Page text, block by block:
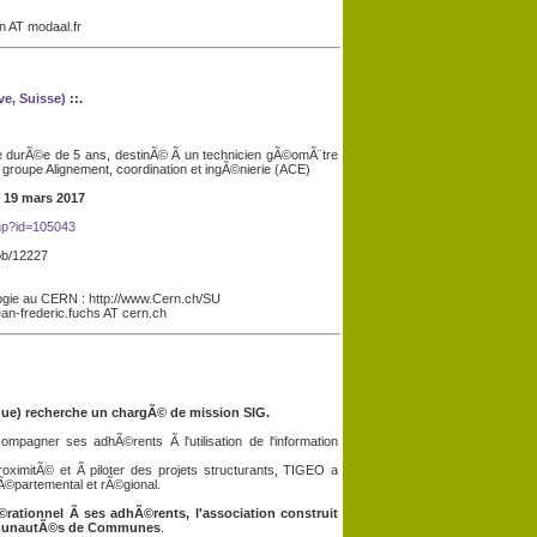
AT modaal.fr
Suisse) ::.
de 5 ans, destinÃ© Ã un technicien gÃ©omÃ¨tre
Alignement, coordination et ingÃ©nierie (ACE)
19 mars 2017
12227
au CERN : http://www.Cern.ch/SU
frederic.fuchs AT cern.ch
recherche un chargÃ© de mission SIG.
ses adhÃ©rents Ã l'utilisation de l'information
et Ã piloter des projets structurants, TIGEO a
et rÃ©gional.
Ã ses adhÃ©rents, l'association construit
de Communes